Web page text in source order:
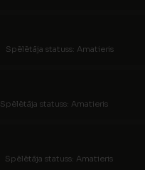
Spēlētāja statuss: Amatieris
Spēlētāja statuss: Amatieris
Spēlētāja statuss: Amatieris